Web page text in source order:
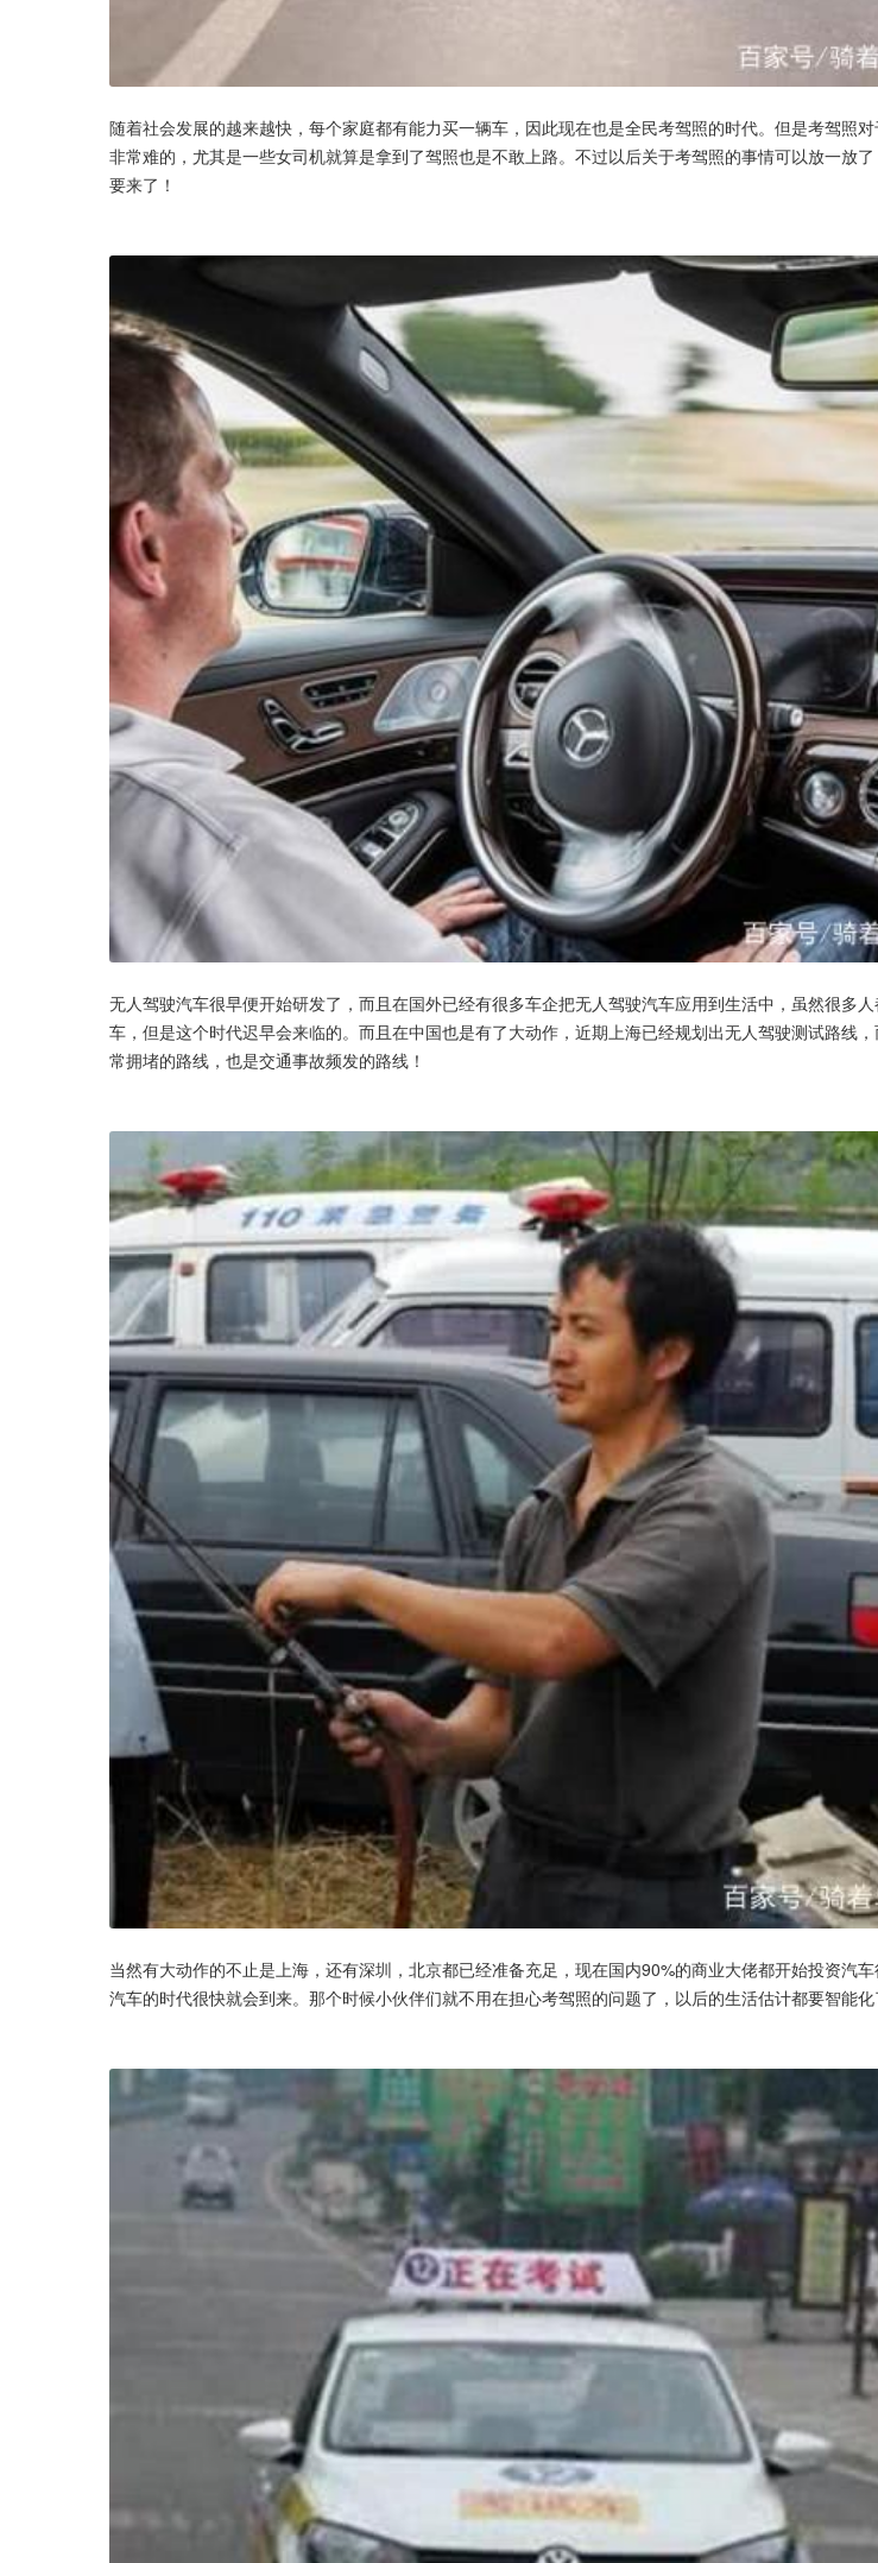
随着社会发展的越来越快，每个家庭都有能力买一辆车，因此现在也是全民考驾照的时代。但是考驾照
非常难的，尤其是一些女司机就算是拿到了驾照也是不敢上路。不过以后关于考驾照的事情可以放一放
要来了！
无人驾驶汽车很早便开始研发了，而且在国外已经有很多车企把无人驾驶汽车应用到生活中，虽然很多
车，但是这个时代迟早会来临的。而且在中国也是有了大动作，近期上海已经规划出无人驾驶测试路线
常拥堵的路线，也是交通事故频发的路线！
当然有大动作的不止是上海，还有深圳，北京都已经准备充足，现在国内90%的商业大佬都开始投资汽
汽车的时代很快就会到来。那个时候小伙伴们就不用在担心考驾照的问题了，以后的生活估计都要智能化